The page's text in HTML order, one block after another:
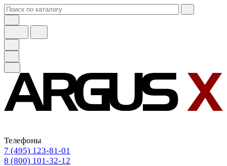
Телефоны
7 (495) 123-81-01
8 (800) 101-32-12